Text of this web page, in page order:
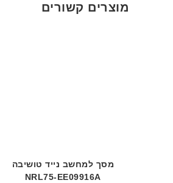
מוצרים קשורים
מסך למחשב נייד טושיבה
NRL75-EE09916A